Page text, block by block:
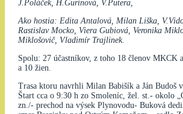
J.Poláček, H.Gurínová, V.Putera,
Ako hostia: Edita Antalová, Milan Liška,
Rastislav Mocko, Viera Gubiová, Veronika
Miklošovič, Vladimír Trajlinek.
Spolu: 27 účastníkov, z toho 18 členov MKCK
a 10 žien.
Trasa ktoru navrhli Milan Babišík a Ján Budoš
Štart cca o 9:30 h zo Smoleníc, žel. st.- okolo
zn./- prechod na výsek Plynovodu- Buková